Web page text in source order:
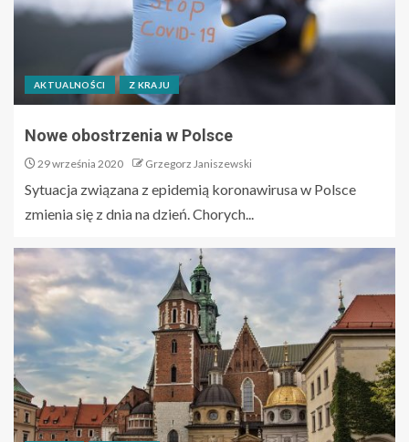
AKTUALNOŚCI Z KRAJU
Nowe obostrzenia w Polsce
29 września 2020 Grzegorz Janiszewski
Sytuacja związana z epidemią koronawirusa w Polsce
zmienia się z dnia na dzień. Chorych...